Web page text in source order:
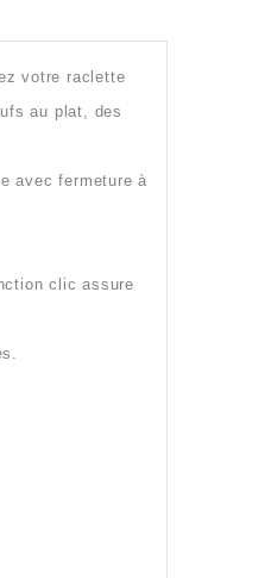
votre raclette
au plat, des
avec fermeture à
clic assure